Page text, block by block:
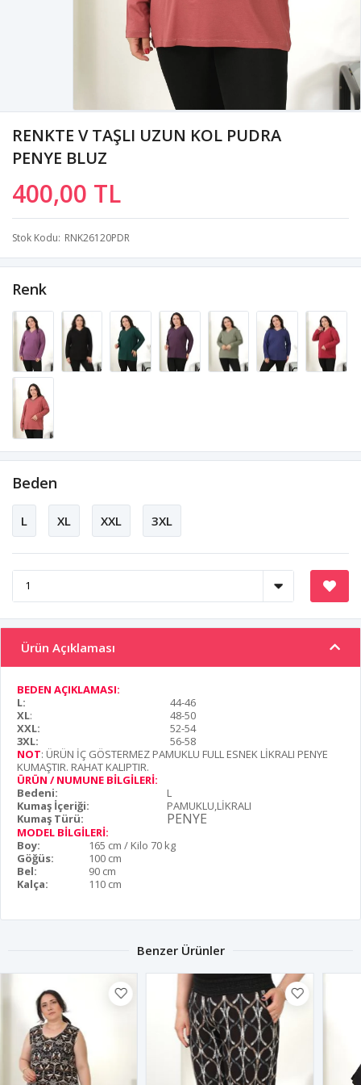
RENKTE V TAŞLI UZUN KOL PUDRA
PENYE BLUZ
400,00 TL
Stok Kodu RNK26120PDR
Renk
Beden
L XL XXL 3XL
Ürün Açıklaması
BEDEN AÇIKLAMASI:
L:
44-46
XL:
48-50
XXL:
52-54
3XL:
56-58
NOT: ÜRÜN İÇ GÖSTERMEZ PAMUKLU FULL ESNEK LİKRALI PENYE
KUMAŞTIR. RAHAT KALIPTIR.
ÜRÜN / NUMUNE BİLGİLERİ:
Bedeni:
L
Kumaş İçeriği:
PAMUKLU,LİKRALI
Kumaş Türü:
PENYE
MODEL BİLGİLERİ:
Boy:
165 cm / Kilo 70 kg
Göğüs:
100 cm
Bel:
90 cm
Kalça:
110 cm
Benzer Ürünler